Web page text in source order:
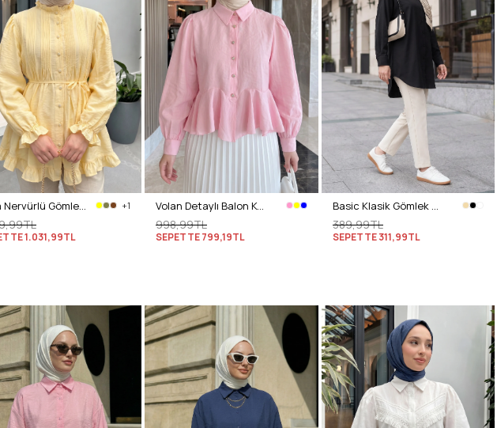
Yaka Nervürlü Gömlek Y0109 - AÇIK SARI +1
1.031,99TL
Volan Detaylı Balon Kol Gömlek Y0095 - PEMBE
998,99TL
SEPETTE799,19TL
Basic Klasik Gömlek 4062 - SİYAH
389,99TL
SEPETTE311,99TL